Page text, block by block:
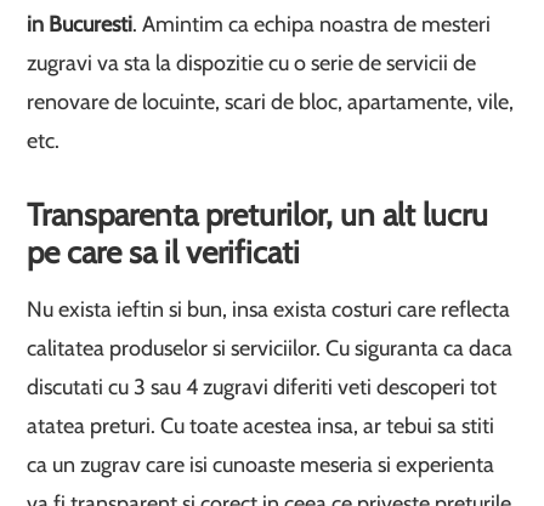
in Bucuresti. Amintim ca echipa noastra de mesteri
zugravi va sta la dispozitie cu o serie de servicii de
renovare de locuinte, scari de bloc, apartamente, vile,
etc.
Transparenta preturilor, un alt lucru
pe care sa il verificati
Nu exista ieftin si bun, insa exista costuri care reflecta
calitatea produselor si serviciilor. Cu siguranta ca daca
discutati cu 3 sau 4 zugravi diferiti veti descoperi tot
atatea preturi. Cu toate acestea insa, ar tebui sa stiti
ca un zugrav care isi cunoaste meseria si experienta